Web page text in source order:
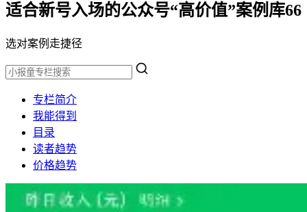
适合新号入场的公众号“高价值”案例库66
选对案例走捷径
专栏简介
我能得到
目录
读者趋势
价格趋势